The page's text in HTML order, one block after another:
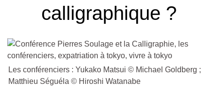
calligraphique ?
Les conférenciers : Yukako Matsui © Michael Goldberg ;
Matthieu Séguéla © Hiroshi Watanabe